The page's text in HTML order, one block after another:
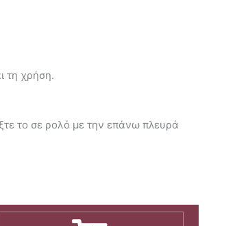
τη χρήση.
το σε ρολό με την επάνω πλευρά